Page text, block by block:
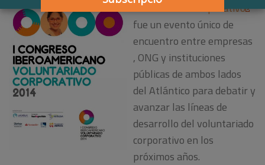
Voluntariado Corporativo
fue un evento único de
encuentro entre empresas
, ONG y instituciones
públicas de ambos lados
del Atlántico paradebatiry
avanzar las líneas de
desarrollo del voluntariado
corporativo en los
próximos años.